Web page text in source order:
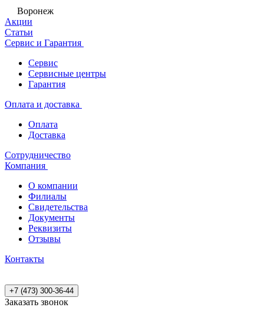
Воронеж
Акции
Статьи
Сервис и Гарантия
Сервис
Сервисные центры
Гарантия
Оплата и доставка
Оплата
Доставка
Сотрудничество
Компания
О компании
Филиалы
Свидетельства
Документы
Реквизиты
Отзывы
Контакты
+7 (473) 300-36-44
Заказать звонок